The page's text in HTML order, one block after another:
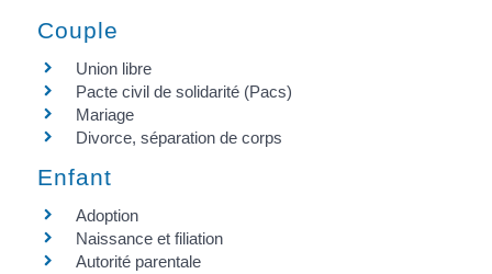
Couple
Union libre
Pacte civil de solidarité (Pacs)
Mariage
Divorce, séparation de corps
Enfant
Adoption
Naissance et filiation
Autorité parentale